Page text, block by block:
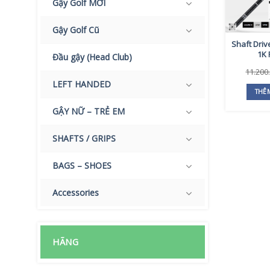
Gậy Golf MỚI
Gậy Golf Cũ
Đầu gậy (Head Club)
LEFT HANDED
GẬY NỮ – TRẺ EM
SHAFTS / GRIPS
BAGS – SHOES
Accessories
HÃNG
Shaft
1K